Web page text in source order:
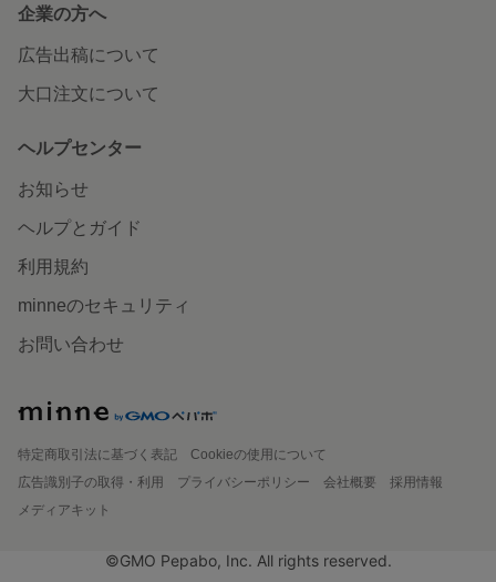
企業の方へ
広告出稿について
大口注文について
ヘルプセンター
お知らせ
ヘルプとガイド
利用規約
minneのセキュリティ
お問い合わせ
特定商取引法に基づく表記
Cookieの使用について
広告識別子の取得・利用
プライバシーポリシー 会社概要
採用情報
メディアキット
©GMO Pepabo, Inc. All rights reserved.